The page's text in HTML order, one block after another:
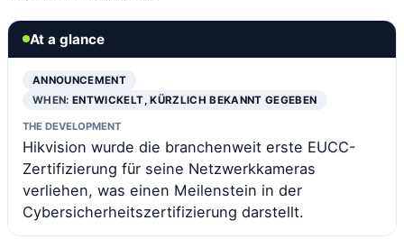
At a glance
ANNOUNCEMENT
WHEN:ENTWICKELT, KÜRZLICH BEKANNT GEGEBEN
THE DEVELOPMENT
Hikvision wurde die branchenweit erste EUCC-
Zertifizierung für seine Netzwerkkameras
verliehen, was einen Meilenstein in der
Cybersicherheitszertifizierung darstellt.